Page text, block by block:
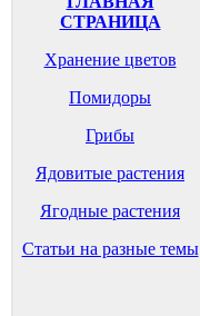
СТРАНИЦА
Хранение цветов
Помидоры
Грибы
Ядовитые растения
Ягодные растения
Статьи на разные темы